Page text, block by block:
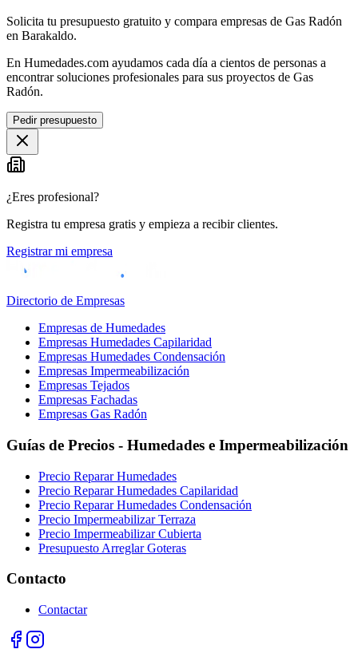
Solicita tu presupuesto gratuito y compara empresas de Gas Radón
en Barakaldo.
En Humedades.com ayudamos cada día a cientos de personas a
encontrar soluciones profesionales para sus proyectos de Gas
Radón.
Pedir presupuesto
¿Eres profesional?
Registra tu empresa gratis y empieza a recibir clientes.
Registrar mi empresa
Directorio de Empresas
Empresas de Humedades
Empresas Humedades Capilaridad
Empresas Humedades Condensación
Empresas Impermeabilización
Empresas Tejados
Empresas Fachadas
Empresas Gas Radón
Guías de Precios - Humedades e Impermeabilización
Precio Reparar Humedades
Precio Reparar Humedades Capilaridad
Precio Reparar Humedades Condensación
Precio Impermeabilizar Terraza
Precio Impermeabilizar Cubierta
Presupuesto Arreglar Goteras
Contacto
Contactar